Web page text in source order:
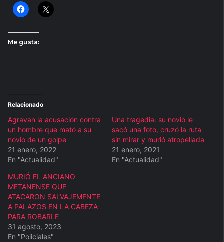
Me gusta:
Relacionado
Agravan la acusación contra
un hombre que mató a su
novio de un golpe
21 enero, 2022
En "Actualidad"
Una tragedia: su novio le
sacó una foto, cruzó la ruta
sin mirar y murió atropellada
21 enero, 2021
En "Actualidad"
MURIÓ EL ANCIANO
METANENSE QUE
ATACARON SALVAJEMENTE
A PALAZOS EN LA CABEZA
PARA ROBARLE
31 agosto, 2023
En "Policiales"